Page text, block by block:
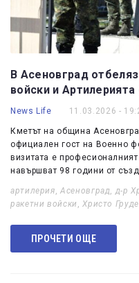
В Асеновград
войски и
News Life 11.03.2026 -
Кметът на община
официален гост на Военно
визитата е
навършват 98 години от
артилерия,Асеновград, д-р
ракетни войски ,Христо
ПРОЧЕТИ ОЩЕ